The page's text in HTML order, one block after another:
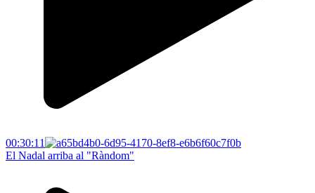
00:30:11
El Nadal arriba al "Ràndom"